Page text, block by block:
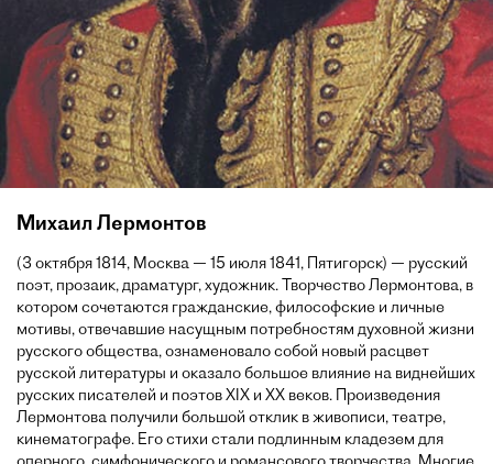
Михаил Лермонтов
(3 октября 1814, Москва — 15 июля 1841, Пятигорск) — русский
поэт, прозаик, драматург, художник. Творчество Лермонтова, в
котором сочетаются гражданские, философские и личные
мотивы, отвечавшие насущным потребностям духовной жизни
русского общества, ознаменовало собой новый расцвет
русской литературы и оказало большое влияние на виднейших
русских писателей и поэтов XIX и XX веков. Произведения
Лермонтова получили большой отклик в живописи, театре,
кинематографе. Его стихи стали подлинным кладезем для